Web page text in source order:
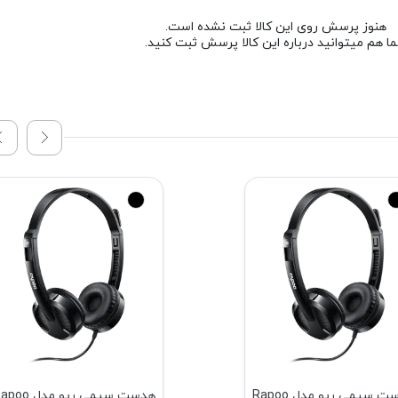
هنوز پرسش روی این کالا ثبت نشده است.
هم میتوانید درباره این کالا پرسش ثبت کنید.